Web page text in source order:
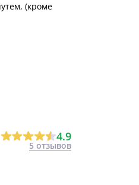
(кроме
4.9
5 отзывов